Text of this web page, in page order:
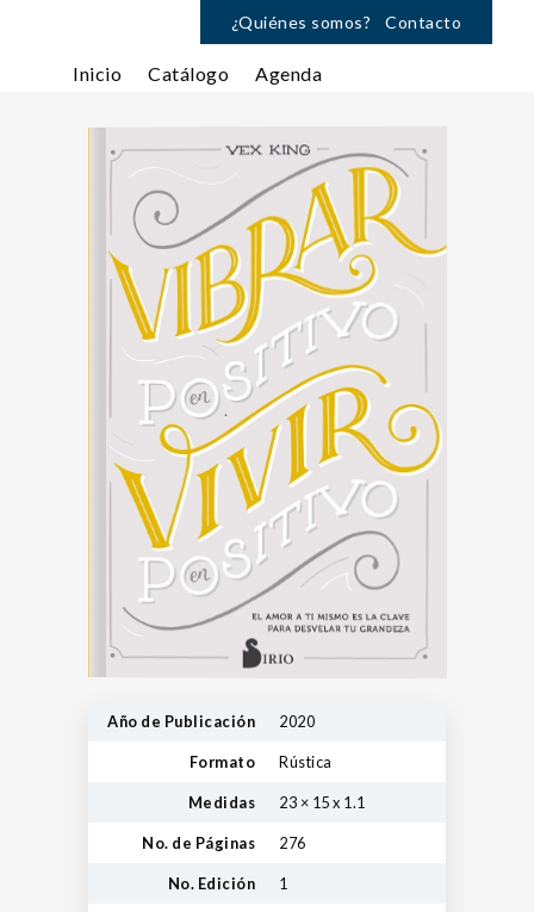
¿Quiénes somos? Contacto
Inicio Catálogo Agenda
Año de Publicación 2020
Formato Rústica
Medidas 23 × 15 x 1.1
No. de Páginas 276
No. Edición 1